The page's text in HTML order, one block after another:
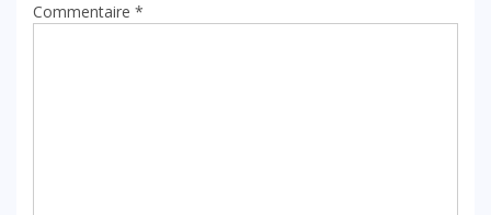
Commentaire *